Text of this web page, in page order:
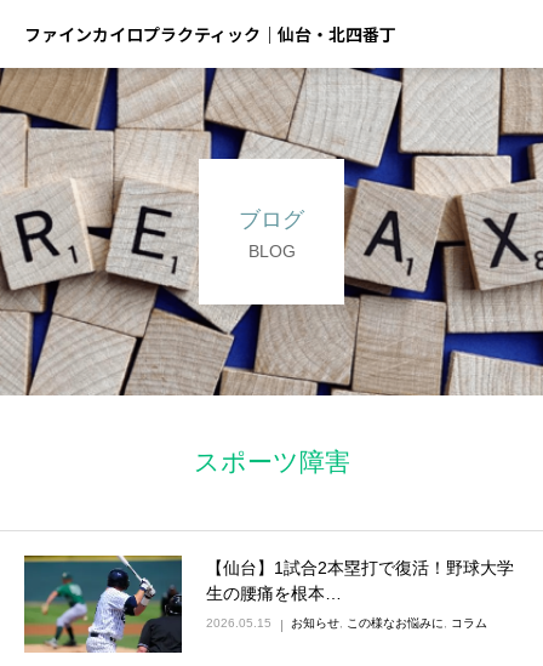
ファインカイロプラクティック｜仙台・北四番丁
ブログ
BLOG
スポーツ障害
【仙台】1試合2本塁打で復活！野球大学
生の腰痛を根本…
2026.05.15 お知らせ この様なお悩みに コラム